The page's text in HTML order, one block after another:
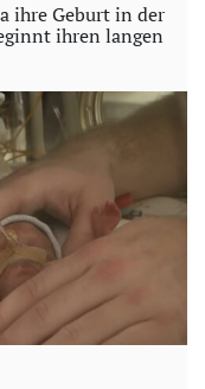
ihre Geburt in der
ihren langen